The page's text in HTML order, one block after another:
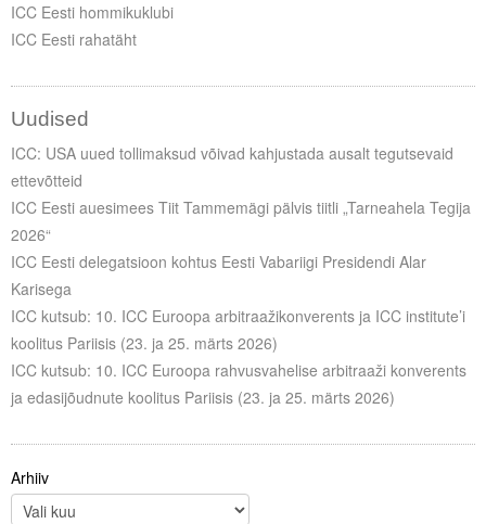
ICC Eesti hommikuklubi
ICC Eesti rahatäht
Uudised
ICC: USA uued tollimaksud võivad kahjustada ausalt tegutsevaid
ettevõtteid
ICC Eesti auesimees Tiit Tammemägi pälvis tiitli „Tarneahela Tegija
2026“
ICC Eesti delegatsioon kohtus Eesti Vabariigi Presidendi Alar
Karisega
ICC kutsub: 10. ICC Euroopa arbitraažikonverents ja ICC institute’i
koolitus Pariisis (23. ja 25. märts 2026)
ICC kutsub: 10. ICC Euroopa rahvusvahelise arbitraaži konverents
ja edasijõudnute koolitus Pariisis (23. ja 25. märts 2026)
Arhiiv